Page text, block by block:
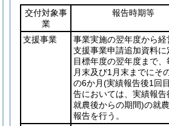
交付対象事
業
報告時期等
支援事業
事業実施の翌年度から経
支援事業申請追加資料に
目標年度の翌年度まで、
月末及び1月末までにそ
の6か月(実績報告後1回
告においては、実績報告
就農後からの期間)の就
報告を行う。